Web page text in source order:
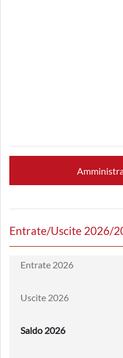
Entrate/Uscite 2026/
Entrate 2026
Uscite 2026
Saldo 2026